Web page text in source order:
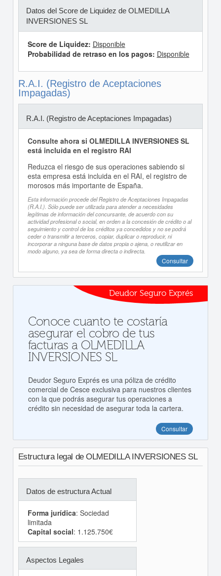
Datos del Score de Liquidez de OLMEDILLA
INVERSIONES SL
Score de Liquidez: Disponible
Probabilidad de retraso en los pagos: Disponible
R.A.I. (Registro de Aceptaciones
Impagadas)
R.A.I. (Registro de Aceptaciones Impagadas)
Consulte ahora si OLMEDILLA INVERSIONES SL
está incluida en el registro RAI
Reduzca el riesgo de sus operaciones sabiendo si
esta empresa está incluida en el RAI, el registro de
morosos más importante de España.
Esta información procede del Registro de Aceptaciones Impagadas
(R.A.I.). Sólo puede ser utilizada para atender a necesidades
legítimas de información del concursante, de acuerdo con su
actividad profesional o social, en orden a la concesión de crédito o al
seguimiento y control de los créditos ya concedidos y no se podrá
ceder o transmitir a terceros, copiar, duplicar o reproducir, ni
incorporar a ninguna base de datos propia o ajena, o reutilizar en
modo alguno, ya sea de forma directa o indirecta.
Consultar
Deudor Seguro Exprés
Conoce cuanto te costaría
asegurar el cobro de tus
facturas a OLMEDILLA
INVERSIONES SL
Deudor Seguro Exprés es una póliza de crédito
comercial de Cesce exclusiva para nuestros clientes
con la que podrás asegurar tus operaciones a
crédito sin necesidad de asegurar toda la cartera.
Consultar
Estructura legal de OLMEDILLA INVERSIONES SL
Datos de estructura Actual
Forma jurídica: Sociedad
limitada
Capital social: 1.125.750€
Aspectos Legales